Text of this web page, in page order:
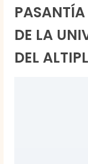
PASANTÍA
DE LA
DEL